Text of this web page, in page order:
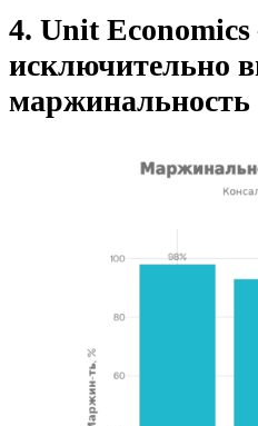
4. Unit
исключительно
маржинальность